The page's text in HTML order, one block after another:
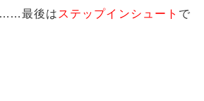
……最後は ステップインシュート で